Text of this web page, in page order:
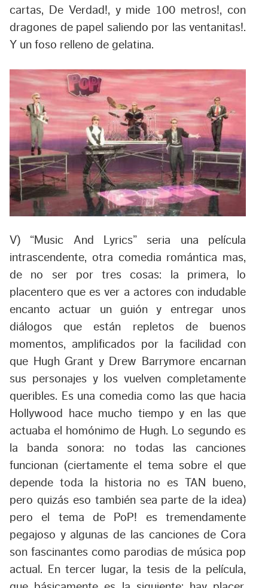
cartas, De Verdad!, y mide 100 metros!, con
dragones de papel saliendo por las ventanitas!.
Y un foso relleno de gelatina.
V) “Music And Lyrics” seria una película
intrascendente, otra comedia romántica mas,
de no ser por tres cosas: la primera, lo
placentero que es ver a actores con indudable
encanto actuar un guión y entregar unos
diálogos que están repletos de buenos
momentos, amplificados por la facilidad con
que Hugh Grant y Drew Barrymore encarnan
sus personajes y los vuelven completamente
queribles. Es una comedia como las que hacia
Hollywood hace mucho tiempo y en las que
actuaba el homónimo de Hugh. Lo segundo es
la banda sonora: no todas las canciones
funcionan (ciertamente el tema sobre el que
depende toda la historia no es TAN bueno,
pero quizás eso también sea parte de la idea)
pero el tema de PoP! es tremendamente
pegajoso y algunas de las canciones de Cora
son fascinantes como parodias de música pop
actual. En tercer lugar, la tesis de la película,